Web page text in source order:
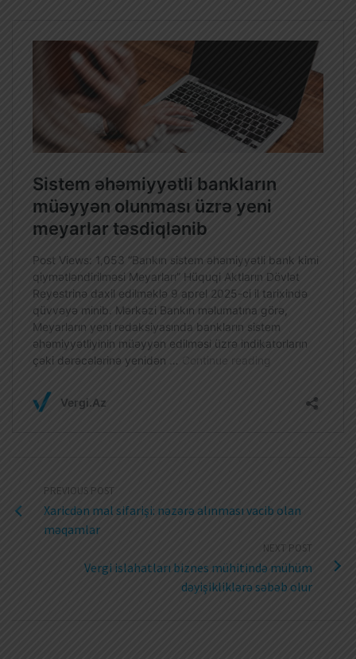
PREVIOUS POST
Xaricdən mal sifarişi: nəzərə alınması vacib olan
məqamlar
NEXT POST
Vergi islahatları biznes mühitində mühüm
dəyişikliklərə səbəb olur